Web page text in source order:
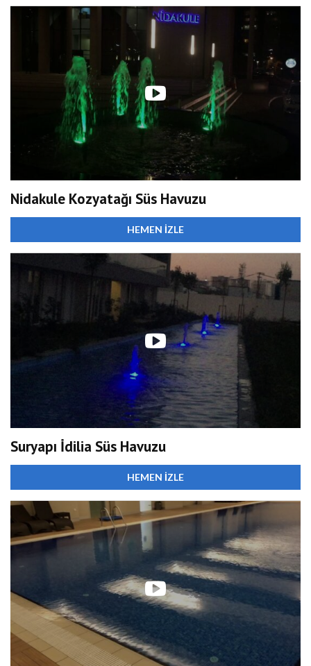
Nidakule Kozyatağı Süs Havuzu
HEMEN İZLE
Suryapı İdilia Süs Havuzu
HEMEN İZLE